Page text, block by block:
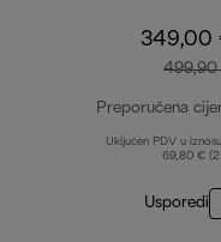
349,00
Preporučena
Uključen PDV u
69,80 €
Usporedi